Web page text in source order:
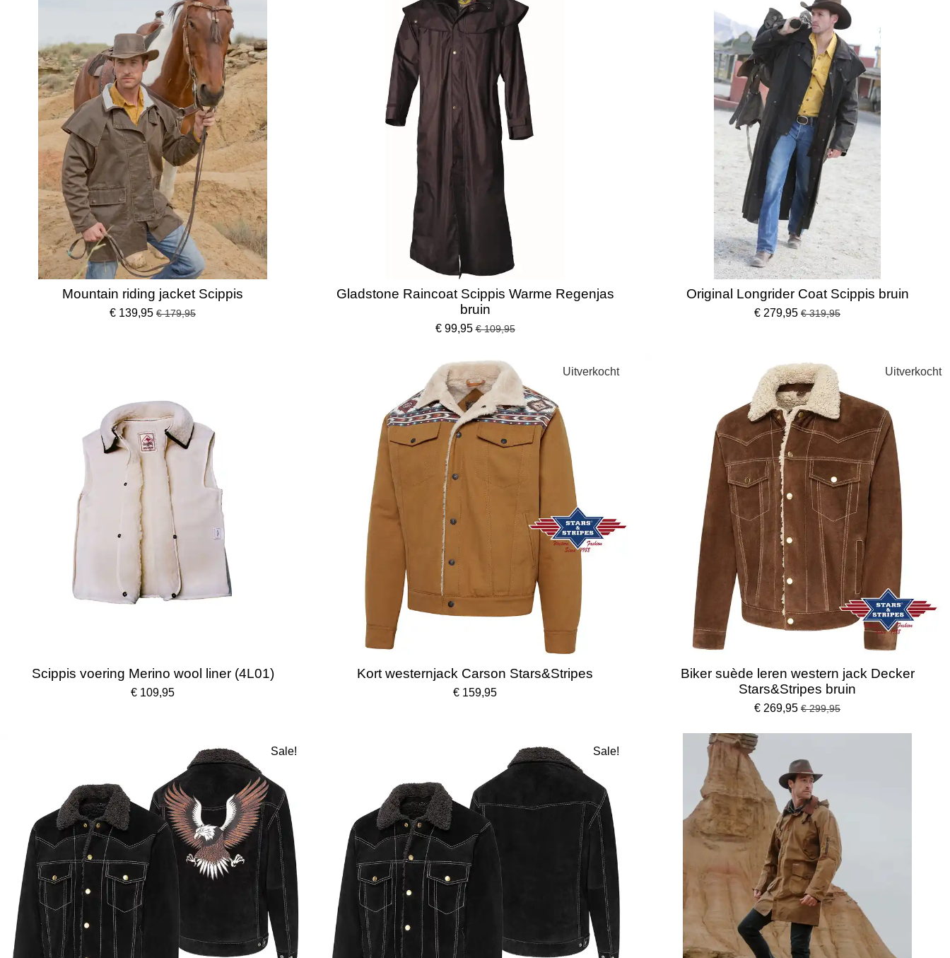
Mountain riding jacket Scippis
€ 139,95 € 179,95
Gladstone Raincoat Scippis Warme Regenjas
bruin
€ 99,95 € 109,95
Original Longrider Coat Scippis bruin
€ 279,95 € 319,95
Scippis voering Merino wool liner (4L01)
€ 109,95
Uitverkocht
Kort westernjack Carson Stars&Stripes
€ 159,95
Uitverkocht
Biker suède leren western jack Decker
Stars&Stripes bruin
€ 269,95 € 299,95
Sale! Sale!